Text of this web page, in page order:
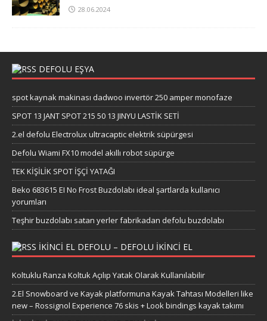
28.06.2024
DEFOLU EŞYA
spot kaynak makinası dadwoo invertör 250 amper monofaze
SPOT 13 JANT SPOT 215 50 13 JINYU LASTİK SETİ
2.el defolu Electrolux ultracaptic elektrik süpürgesi
Defolu Wiami FX10 model akıllı robot süpürge
TEK KİŞİLİK SPOT İŞÇİ YATAĞI
Beko 683615 EI No Frost Buzdolabı ideal şartlarda kullanıcı
yorumları
Teşhir buzdolabı satan yerler fabrikadan defolu buzdolabı
IKINCI EL DEFOLU – DEFOLU IKINCI EL
Koltuklu Ranza Koltuk Açılıp Yatak Olarak Kullanılabilir
2.El Snowboard ve Kayak platformuna Kayak Tahtası Modelleri like
new – Rossignol Experience 76 skis + Look bindings kayak takımı